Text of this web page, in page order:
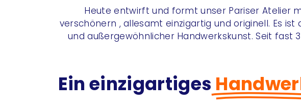
Heute entwirft und formt unser Pariser Atelier
verschönern , allesamt einzigartig und originell. Es ist
und außergewöhnlicher Handwerkskunst.Seit fast
Ein einzigartiges